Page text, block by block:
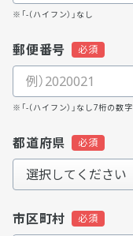
※「-（ハイフン）」なし
郵便番号
※「-（ハイフン）」なし7桁の数字
都道府県
市区町村